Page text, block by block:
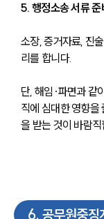
5. 행정소송 서류 준
소장, 증거자료, 진
리를 합니다.
단, 해임·파면과 같
직에 심대한 영향을
을 받는 것이 바람직
6. 공무원중징